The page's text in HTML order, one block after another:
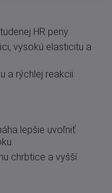
HR peny.
vysokú elasticitu a
a rýchlej reakcii
lepšie uvoľniť
chrbtice a vyšší